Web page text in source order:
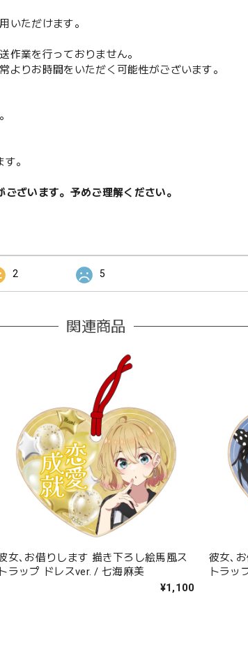
いただけます。
作業を行っておりません。
りお時間をいただく可能性がございます。
。
ざいます。予めご理解ください。
2 5
関連商品
女､お借りします 描き下ろし絵馬風ス
トラップ ドレスver. / 七海麻美
¥1,100
彼女､
トラッ